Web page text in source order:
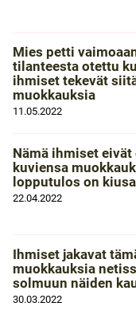
Mies petti
tilanteesta otettu
ihmiset tekevät
muokkauksia
11.05.2022
Nämä ihmiset
kuviensa
lopputulos on
22.04.2022
Ihmiset jakavat
muokkauksia
solmuun näiden
30.03.2022